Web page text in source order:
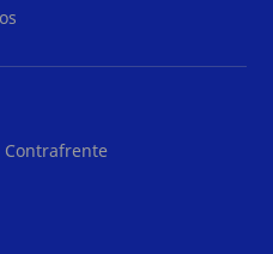
Contrafrente